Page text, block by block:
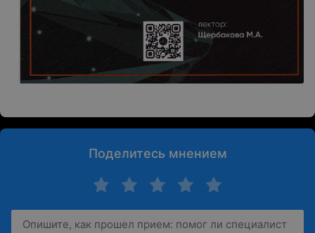
Поделитесь мнением